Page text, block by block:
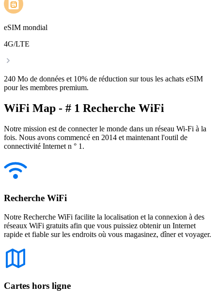
eSIM mondial
4G/LTE
240 Mo de données et 10% de réduction sur tous les achats eSIM
pour les membres premium.
WiFi Map - # 1 Recherche WiFi
Notre mission est de connecter le monde dans un réseau Wi-Fi à la
fois. Nous avons commencé en 2014 et maintenant l'outil de
connectivité Internet n ° 1.
Recherche WiFi
Notre Recherche WiFi facilite la localisation et la connexion à des
réseaux WiFi gratuits afin que vous puissiez obtenir un Internet
rapide et fiable sur les endroits où vous magasinez, dîner et voyager.
Cartes hors ligne